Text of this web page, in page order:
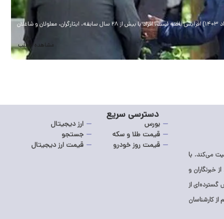
مدیرکل امور فنی صندوق بازنشستگی کشوری اعلام کرد که میزان سابقه خدمت الزامی برای بازنشستگی برخی گروه‌ها با توجه به سابقه خدمت آنان در تاریخ لازم‌الاجرا شدن قانون (سوم مرداد ۱۴۰۳) افزایش یافته است. افراد با بیش از ۲۸ سال سابقه، ایثارگران، معلولان و شاغلان
مشاهده مطلب
می‌کند. با
خبرنگاران و
گسترده‌ای از
کارشناسان
دسترسی سریع
بورس
ارز دیجیتال
قیمت طلا و سکه
جستجو
قیمت روز خودرو
قیمت ارز دیجیتال